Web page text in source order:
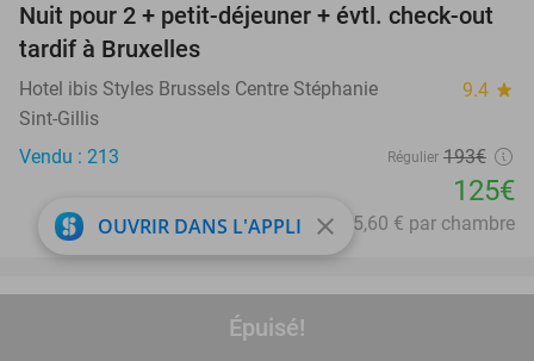
Épuisé!
35%
Nuit pour 2 + petit-déjeuner + évtl. check-out
tardif à Bruxelles
Hotel ibis Styles Brussels Centre Stéphanie 9.4 star
Sint-Gillis
Vendu : 213
Régulier 193€
125€
Hors taxe de séjour de 5,60 € par chambre
Carte-cadeau Social Deal de 5 à 100 euros
OUVRIR DANS L'APPLI close